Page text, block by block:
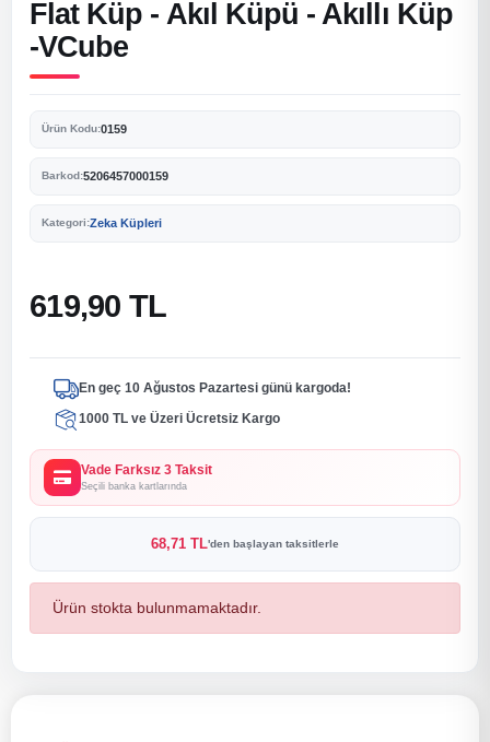
Flat Küp - Akıl Küpü - Akıllı Küp
-VCube
Ürün Kodu:0159
Barkod:5206457000159
Kategori:Zeka Küpleri
619,90 TL
En geç 10 Ağustos Pazartesi günü kargoda!
1000 TL ve Üzeri Ücretsiz Kargo
Vade Farksız 3 Taksit
Seçili banka kartlarında
68,71 TL'den başlayan taksitlerle
Ürün stokta bulunmamaktadır.